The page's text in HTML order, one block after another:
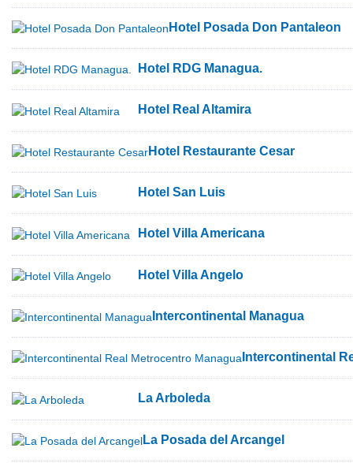
Hotel Posada Don Pantaleon
Hotel RDG Managua.
Hotel Real Altamira
Hotel Restaurante Cesar
Hotel San Luis
Hotel Villa Americana
Hotel Villa Angelo
Intercontinental Managua
Intercontinental
La Arboleda
La Posada del Arcangel